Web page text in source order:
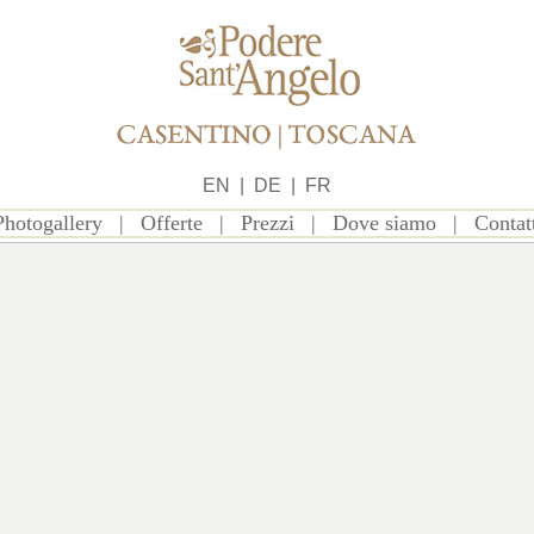
EN DE FR
| Offerte | Prezzi | Dove siamo |